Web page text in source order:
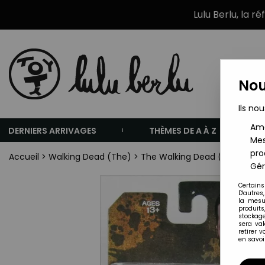
Lulu Berlu, la
DERNIERS ARRIVAGES THÈMES DE A À Z
Accueil > Walking Dead (The) > The Walking Dead (Video
Ils
la
sera
retirer
en